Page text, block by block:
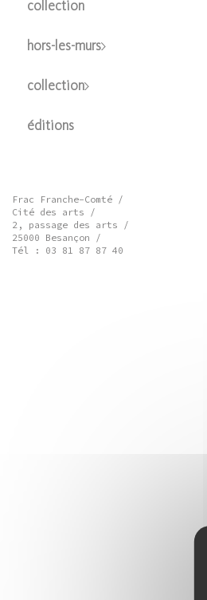
collection
hors-les-murs
collection
éditions
Frac Franche-Comté /
Cité des arts /
2, passage des arts /
25000 Besançon /
Tél : 03 81 87 87 40